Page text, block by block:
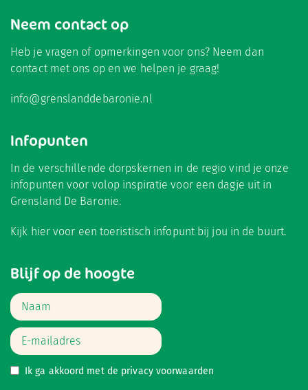
Neem contact op
Heb je vragen of opmerkingen voor ons? Neem dan
contact met ons op en we helpen je graag!
info@grenslanddebaronie.nl
Infopunten
In de verschillende dorpskernen in de regio vind je onze
infopunten voor volop inspiratie voor een dagje uit in
Grensland De Baronie.
Kijk hiervoor een toeristisch infopunt bij jou in de buurt.
Blijf op de hoogte
Ik ga akkoord met de privacy voorwaarden